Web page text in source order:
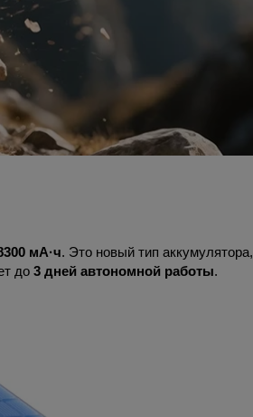
мА·ч. Это новый тип аккумулятора,
до 3 дней автономной работы.